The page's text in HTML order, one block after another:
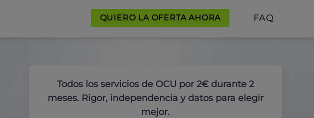
QUIERO LA OFERTA AHORA FAQ
Todos los servicios de OCU por 2€ durante 2
meses. Rigor, independencia y datos para elegir
mejor.